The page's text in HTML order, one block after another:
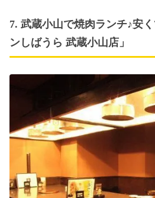
7. 武蔵小山で焼肉ランチ♪安
ンしばうら 武蔵小山店」